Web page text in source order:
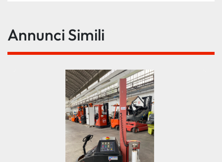
Annunci Simili